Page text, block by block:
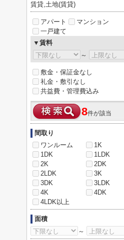
賃貸,土地(賃貸)
アパート
マンション
一戸建て
▼賃料
～
敷金・保証金なし
礼金・敷引なし
共益費・管理費込み
8件が該当
間取り
ワンルーム
1K
1DK
1LDK
2K
2DK
2LDK
3K
3DK
3LDK
4K
4DK
4LDK以上
面積
～